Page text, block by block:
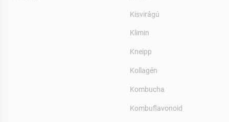
Kisvirágú
Klimin
Kneipp
Kollagén
Kombucha
Kombuflavonoid